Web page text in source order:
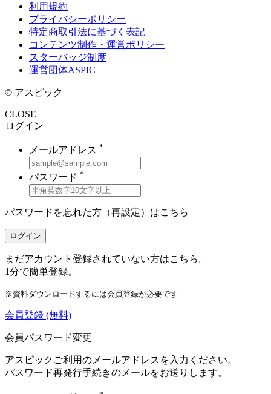
利用規約
プライバシーポリシー
特定商取引法に基づく表記
コンテンツ制作・運営ポリシー
スターバッジ制度
運営団体ASPIC
© アスピック
CLOSE
ログイン
メールアドレス *
パスワード *
パスワードを忘れた方（再設定）はこちら
ログイン
まだアカウント登録されていない方はこちら。
1分で簡単登録。
※資料ダウンロードするには会員登録が必要です
会員登録 (無料)
会員パスワード変更
アスピックご利用のメールアドレスを入力ください。
パスワード再発行手続きのメールをお送りします。